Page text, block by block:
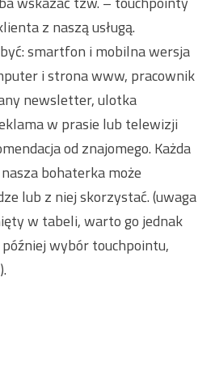
z naszą usługą.
smartfon i mobilna wersja
i strona www, pracownik
newsletter, ulotka
w prasie lub telewizji
od znajomego. Każda
bohaterka może
lub z niej skorzystać. (uwaga
w tabeli, warto go jednak
wybór touchpointu,